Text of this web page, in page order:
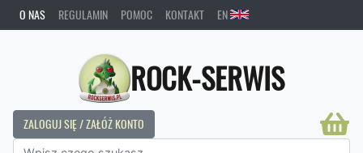
O NAS REGULAMIN POMOC KONTAKT EN
ROCK-SERWIS
ZALOGUJ SIĘ / ZAŁÓŻ KONTO